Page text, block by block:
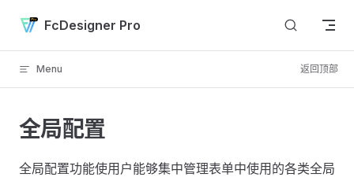
Skip to content
FcDesigner Pro
Menu 返回顶部
全局配置
全局配置功能使用户能够集中管理表单中使用的各类全局